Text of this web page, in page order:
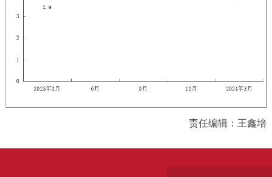
责任编辑：王鑫培